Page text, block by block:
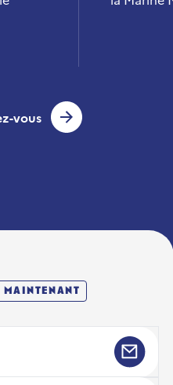
vous
maintenant